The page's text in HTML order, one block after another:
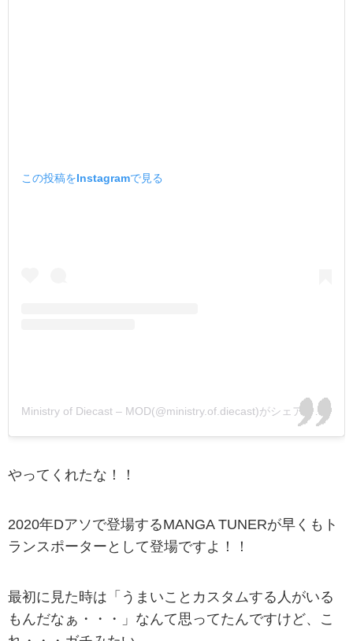
この投稿をInstagramで見る
Ministry of Diecast – MOD(@ministry.of.diecast)がシェアした投稿
やってくれたな！！
2020年Dアソで登場するMANGA TUNERが早くもト
ランスポーターとして登場ですよ！！
最初に見た時は「うまいことカスタムする人がいる
もんだなぁ・・・」なんて思ってたんですけど、こ